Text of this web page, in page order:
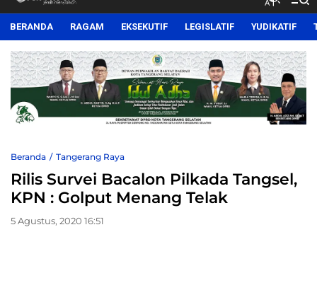
siarnitas
Jernih Menyiarkan
BERANDA RAGAM EKSEKUTIF LEGISLATIF YUDIKATIF
Beranda Tangerang Raya
Rilis Survei Bacalon Pilkada Tangsel,
KPN : Golput Menang Telak
5 Agustus, 2020 16:51